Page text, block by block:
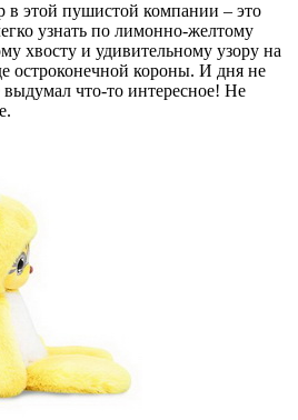
этой пушистой компании – это
узнать по лимонно-желтому
хвосту и удивительному узору на
остроконечной короны. И дня не
что-то интересное! Не